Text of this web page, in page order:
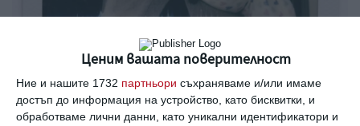
Ценим вашата поверителност
Ние и нашите 1732 партньори съхраняваме и/или имаме
достъп до информация на устройство, като бисквитки, и
обработваме лични данни, като уникални идентификатори и
Суки Уотърсхаус с малката им дъщеричка.
Снимка: Instagram